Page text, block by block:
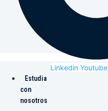
Linkedin Youtube
Estudia
con
nosotros